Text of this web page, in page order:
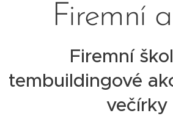
Firemní
Firemní
tembuildingové
večírky